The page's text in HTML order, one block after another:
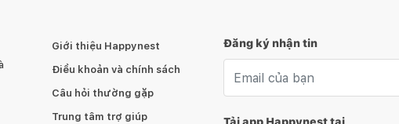
Giới thiệu Happynest
Điều khoản và chính sách
Câu hỏi thường gặp
Trung tâm trợ giúp
Đăng ký nhận tin